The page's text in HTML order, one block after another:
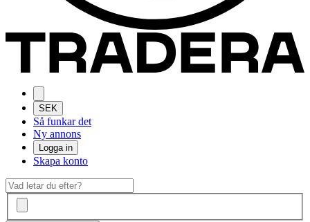
SEK
Så funkar det
Ny annons
Logga in
Skapa konto